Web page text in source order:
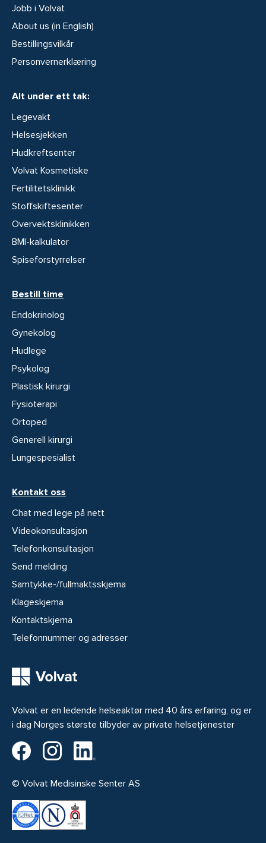
Volvat er en ledende helseaktør med 40 års erfaring, og er
i dag Norges største tilbyder av private helsetjenester
Volvat på Facebook
Volvat på Instagram
© Volvat Medisinske Senter AS
Jobb i Volvat
About us (in English)
Bestillingsvilkår
Personvernerklæring
Alt under ett tak:
Legevakt
Helsesjekken
Hudkreftsenter
Volvat Kosmetiske
Fertilitetsklinikk
Stoffskiftesenter
Overvektsklinikken
BMI-kalkulator
Spiseforstyrrelser
Bestill time
Endokrinolog
Gynekolog
Hudlege
Psykolog
Plastisk kirurgi
Fysioterapi
Ortoped
Generell kirurgi
Lungespesialist
Kontakt oss
Chat med lege på nett
Videokonsultasjon
Telefonkonsultasjon
Send melding
Samtykke-/fullmaktsskjema
Klageskjema
Kontaktskjema
Telefonnummer og adresser